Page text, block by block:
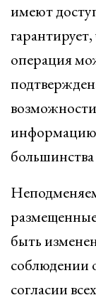
имеют
операция
информацию
быть
соблюдении
согласии